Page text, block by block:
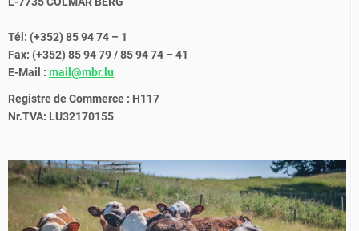
Tél: (+352) 85 94 74 – 1
Fax: (+352) 85 94 79 / 85 94 74 – 41
E-Mail : mail@mbr.lu
Registre de Commerce : H117
Nr.TVA: LU32170155